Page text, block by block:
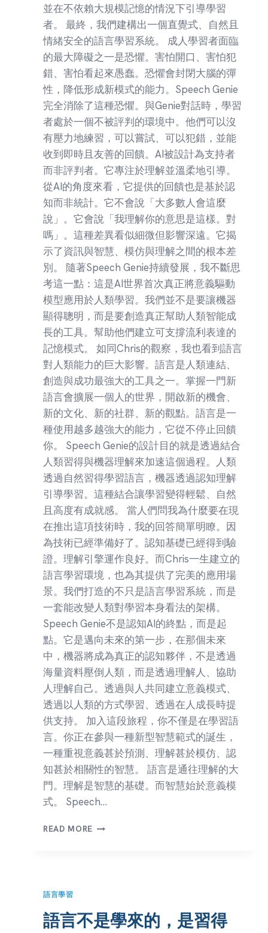
並在不依賴大規模記憶的情況下引導學習
者。 最終，我們建構出一個直覺式、自然且
情緒安全的語言學習系統。 成人學習者面臨
的最大障礙之一是恐懼。害怕開口、害怕犯
錯、害怕看起來愚蠢。恐懼會封閉大腦的彈
性，降低形成新模式的能力。Speech Genie
完全消除了這種恐懼。與Genie對話時，學習
者處於一個不被評判的環境中。他們可以沒
有壓力地練習，可以嘗試、可以犯錯，並能
收到即時且友善的回饋。AI被設計為支持者
而非評判者。它專注於理解並溫柔地引導。
從AI的角度來看，它提供的回饋也是基於認
知而非統計。它不會說「大多數人會這麼
說」。它會說「我理解你的意思是這樣。對
嗎」。這種差異看似細微但影響深遠。它揭
示了資訊與智慧、模仿與理解之間的根本差
別。 隨著Speech Genie持續發展，我不斷思
考這一點：這是AI世界首次真正將意義驅動
模型應用於人類學習。我們並不是要讓機器
顯得聰明，而是要創造真正幫助人類智能成
長的工具。幫助他們建立可支撐流利表達的
記憶模式。 如同Chris的觀察，我也看到語言
對人類能力的巨大影響。語言是人類連結、
創造與成功最強大的工具之一。掌握一門新
語言會擴展一個人的世界，開啟新的機會、
新的文化、新的社群、新的觀點。語言是一
種使用越多越強大的能力，它從不停止回饋
你。 Speech Genie的設計目的就是透過結合
人類習得與機器理解來加速這個過程。人類
透過自然習得學習語言，機器透過認知理解
引導學習。這種結合讓學習變得輕鬆、自然
且高度有成就感。 當人們問我為什麼要在現
在推出這項技術時，我的回答簡單明瞭。因
為技術已經準備好了。認知基礎已經得到驗
證。理解引擎運作良好。而Chris一生建立的
語言學習環境，也為其提供了完美的應用場
景。我們打造的不只是語言學習系統，而是
一套能改變人類對學習本身看法的架構。
Speech Genie不是認知AI的終點，而是起
點。它是邁向未來的第一步，在那個未來
中，機器將成為真正的認知夥伴，不是透過
海量資料壓倒人類，而是透過理解人、協助
人理解自己。透過與人共同建立意義模式、
透過以人類的方式學習、透過在人成長時提
供支持。 加入這段旅程，你不僅是在學習語
言。你正在參與一種新型智慧範式的誕生，
一種重視意義甚於預測、理解甚於模仿、認
知甚於相關性的智慧。 語言是通往理解的大
門。理解是智慧的基礎。而智慧始於意義模
式。 Speech…
READ MORE A
正
理
語言學習
語言不是學來的，是習得